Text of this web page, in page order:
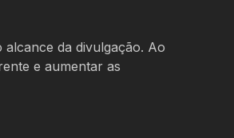
da divulgação. Ao
e aumentar as